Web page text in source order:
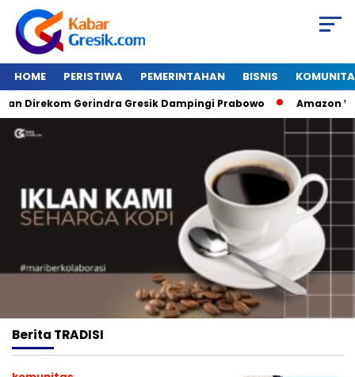
HOME PERISTIWA PEMERINTAHAN BISNIS
Direkom Gerindra Gresik Dampingi Prabowo Amazon Van
Berita TRADISI